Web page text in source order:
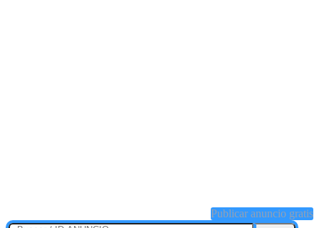
Publicar anuncio gratis